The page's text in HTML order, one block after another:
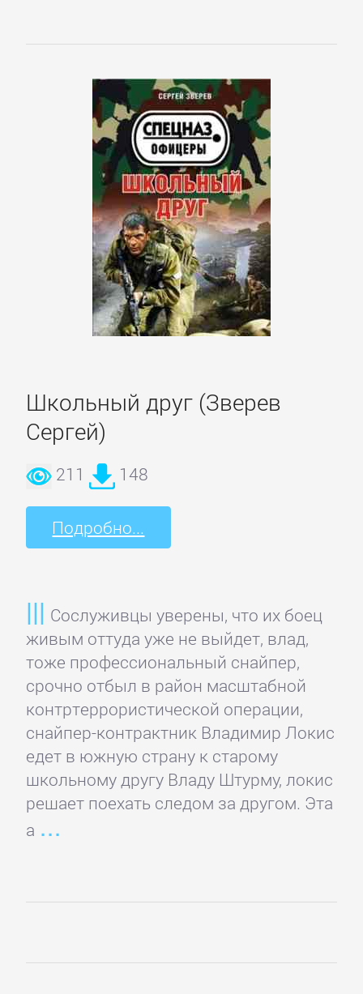
Школьный друг (Зверев
Сергей)
211 148
Подробно...
Сослуживцы уверены, что их боец
живым оттуда уже не выйдет, влад,
тоже профессиональный снайпер,
срочно отбыл в район масштабной
контртеррористической операции,
снайпер-контрактник Владимир Локис
едет в южную страну к старому
школьному другу Владу Штурму, локис
решает поехать следом за другом. Эта
а
детективы
приключения
Зарубежные
детей:
прочее
Сказки
Учебная
ДОМАШНИЙ
ОЧАГ
Автомобили
и
ПДД
Воспитание
детей
и